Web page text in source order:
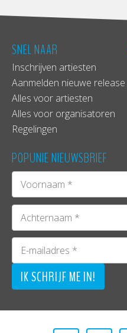
SNEL NAAR
Inschrijven artiesten
Aanmelden nieuwe release
Alles voor artiesten
Alles voor organisatoren
Regelingen
POPUNIE NIEUWSBRIEF